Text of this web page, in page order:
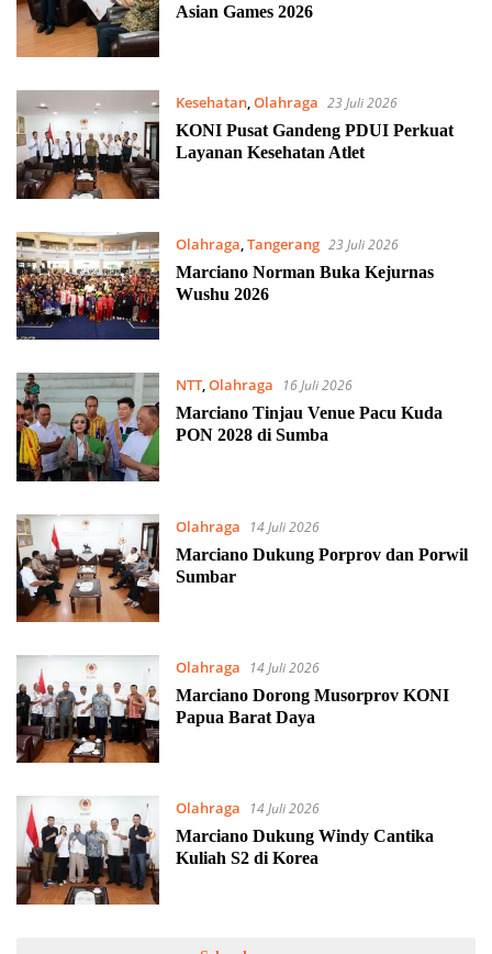
Asian Games 2026
Kesehatan,Olahraga 23 Juli 2026
KONI Pusat Gandeng PDUI Perkuat
Layanan Kesehatan Atlet
Olahraga,Tangerang 23 Juli 2026
Marciano Norman Buka Kejurnas
Wushu 2026
NTT,Olahraga
16 Juli 2026
Marciano Tinjau Venue Pacu Kuda
PON 2028 di Sumba
Olahraga
14 Juli 2026
Marciano Dukung Porprov dan Porwil
Sumbar
Olahraga
14 Juli 2026
Marciano Dorong Musorprov KONI
Papua Barat Daya
Olahraga
14 Juli 2026
Marciano Dukung Windy Cantika
Kuliah S2 di Korea